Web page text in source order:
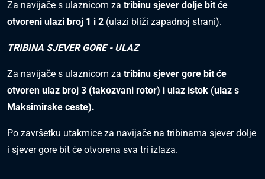
Za navijače s ulaznicom za tribinu sjever dolje bit će
otvoreni ulazi broj 1 i 2 (ulazi bliži zapadnoj strani).
TRIBINA SJEVER GORE - ULAZ
Za navijače s ulaznicom za tribinu sjever gore bit će
otvoren ulaz broj 3 (takozvani rotor) i ulaz istok (ulaz s
Maksimirske ceste).
Po završetku utakmice za navijače na tribinama sjever dolje
i sjever gore bit će otvorena sva tri izlaza.